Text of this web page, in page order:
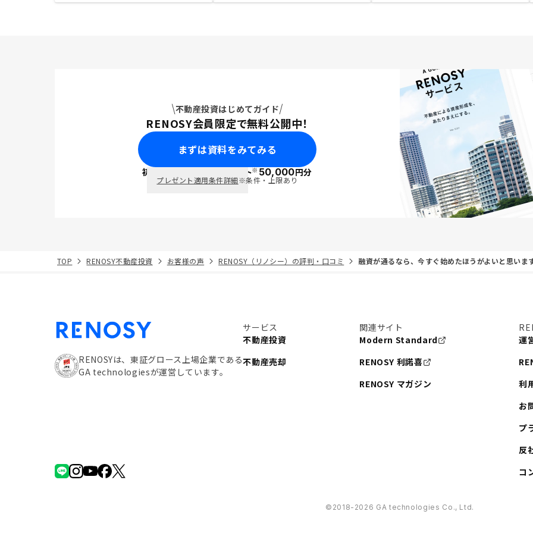
不動産投資はじめてガイド
RENOSY会員限定で無料公開中！
まずは資料をみてみる
初回面談で ポイント※50,000円分
プレゼント適用条件詳細※条件・上限あり
TOP RENOSY不動産投資 お客様の声 RENOSY（リノシー）の評判・口コミ 融資が通るなら、今すぐ始めたほうがよいと思いま
RENOSYは、東証グロース上場企業である
GA technologiesが運営しています。
サービス
不動産投資
不動産売却
関連サイト
Modern Standard
RENOSY 利諾喜
RENOSY マガジン
運
利
お
プ
反
コ
©︎2018-2026 GA technologies Co., Ltd.